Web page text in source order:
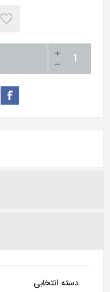
دسته انتخابی